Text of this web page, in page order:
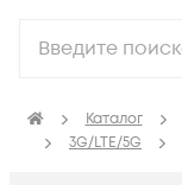
Каталог
3G/LTE/5G